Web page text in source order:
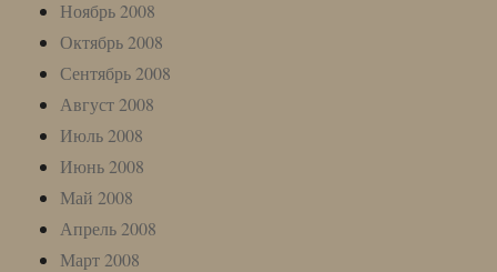
Ноябрь 2008
Октябрь 2008
Сентябрь 2008
Август 2008
Июль 2008
Июнь 2008
Май 2008
Апрель 2008
Март 2008